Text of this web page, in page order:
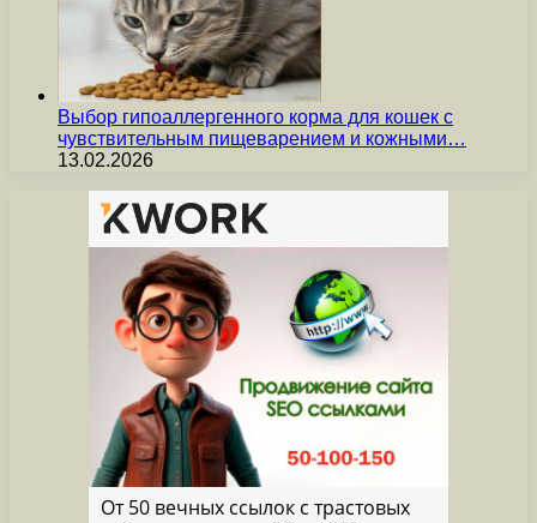
Выбор гипоаллергенного корма для кошек с
чувствительным пищеварением и кожными…
13.02.2026